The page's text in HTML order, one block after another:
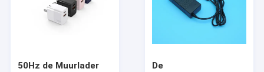
50Hz de Muurlader
De